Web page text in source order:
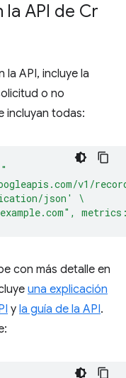
la API de Cr
la API, incluye la
o no
incluyan todas:
v1/
json'
\
con más detalle en
una explicación
y la guía de la API.